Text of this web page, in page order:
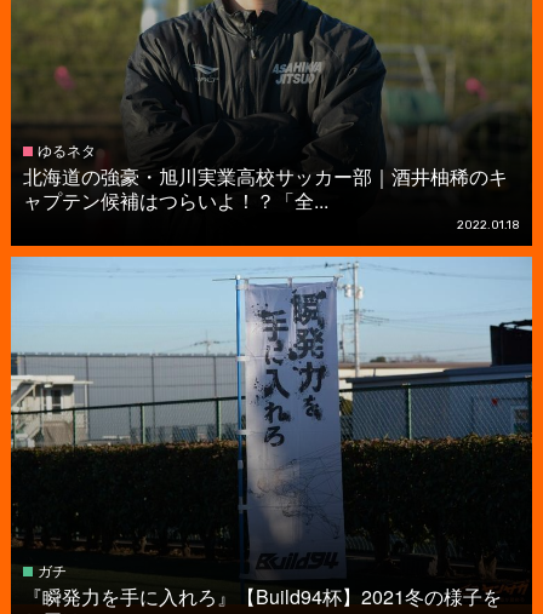
ゆるネタ
北海道の強豪・旭川実業高校サッカー部｜酒井柚稀のキ
ャプテン候補はつらいよ！？「全...
2022.01.18
ガチ
『瞬発力を手に入れろ』【Build94杯】2021冬の様子を